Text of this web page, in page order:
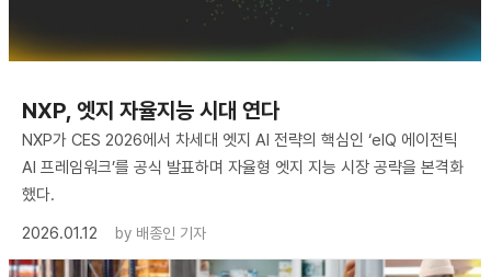
NXP, 엣지 자율지능 시대 연다
NXP가 CES 2026에서 차세대 엣지 AI 전략의 핵심인 ‘eIQ 에이전틱
AI 프레임워크’를 공식 발표하며 자율형 엣지 지능 시장 공략을 본격화
했다.
2026.01.12
by 배종인 기자